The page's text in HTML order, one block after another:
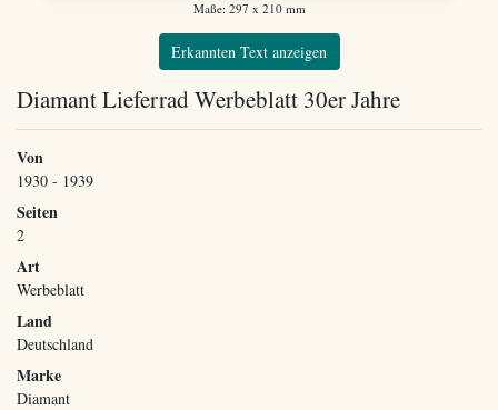
Maße: 297 x 210 mm
Erkannten Text anzeigen
Diamant Lieferrad Werbeblatt 30er Jahre
Von
1930 - 1939
Seiten
2
Art
Werbeblatt
Land
Deutschland
Marke
Diamant